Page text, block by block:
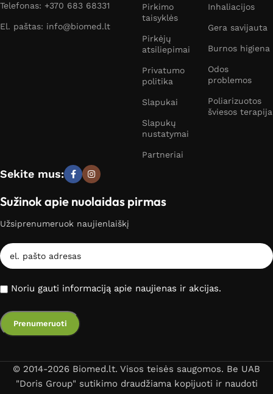
Telefonas: +370 683 68331
El. paštas: info@biomed.lt
Pirkimo
taisyklės
Pirkėjų
atsiliepimai
Privatumo
politika
Slapukai
Slapukų
nustatymai
Partneriai
Inhaliacijos
Gera savijauta
Burnos higiena
Odos
problemos
Poliarizuotos
šviesos terapija
Sekite mus:
Sužinok apie nuolaidas pirmas
Užsiprenumeruok naujienlaiškį
Noriu gauti informaciją apie naujienas ir akcijas.
© 2014-2026 Biomed.lt. Visos teisės saugomos. Be UAB
"Doris Group" sutikimo draudžiama kopijuoti ir naudoti